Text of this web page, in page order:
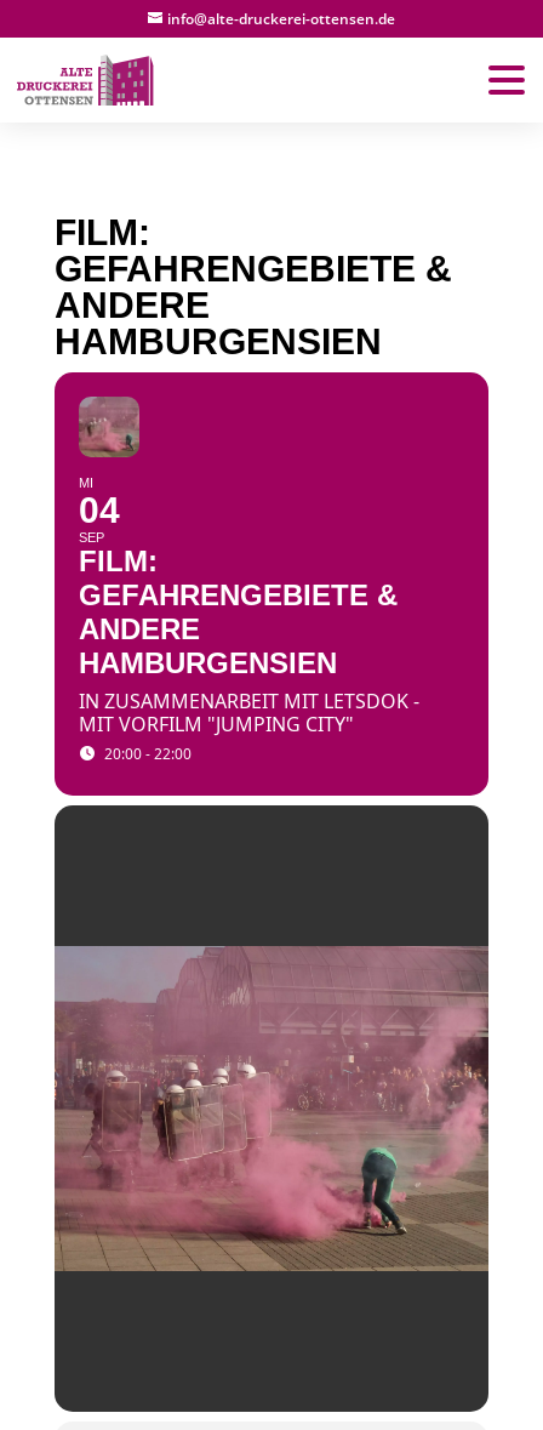
info@alte-druckerei-ottensen.de
FILM:
GEFAHRENGEBIETE &
ANDERE
HAMBURGENSIEN
MI
04
SEP
FILM:
GEFAHRENGEBIETE &
ANDERE
HAMBURGENSIEN
IN ZUSAMMENARBEIT MIT LETSDOK -
MIT VORFILM "JUMPING CITY"
20:00 - 22:00